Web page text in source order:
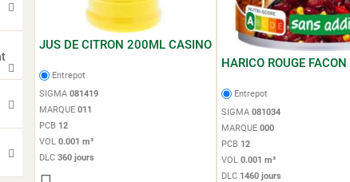
JUS DE CITRON 200ML CASINO
Entrepot
SIGMA 081419
MARQUE 011
PCB 12
VOL 0.001 m³
DLC 360 jours
HARICO ROUGE
Entrepot
SIGMA 081034
MARQUE 000
PCB 12
VOL 0.001 m³
DLC 1460 jours